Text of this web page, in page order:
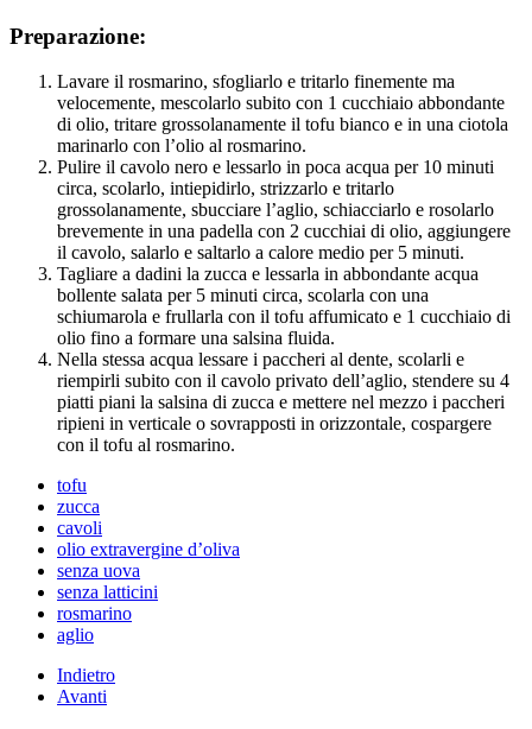
Preparazione:
Lavare il rosmarino, sfogliarlo e tritarlo finemente ma
velocemente, mescolarlo subito con 1 cucchiaio abbondante
di olio, tritare grossolanamente il tofu bianco e in una ciotola
marinarlo con l’olio al rosmarino.
Pulire il cavolo nero e lessarlo in poca acqua per 10 minuti
circa, scolarlo, intiepidirlo, strizzarlo e tritarlo
grossolanamente, sbucciare l’aglio, schiacciarlo e rosolarlo
brevemente in una padella con 2 cucchiai di olio, aggiungere
il cavolo, salarlo e saltarlo a calore medio per 5 minuti.
Tagliare a dadini la zucca e lessarla in abbondante acqua
bollente salata per 5 minuti circa, scolarla con una
schiumarola e frullarla con il tofu affumicato e 1 cucchiaio di
olio fino a formare una salsina fluida.
Nella stessa acqua lessare i paccheri al dente, scolarli e
riempirli subito con il cavolo privato dell’aglio, stendere su 4
piatti piani la salsina di zucca e mettere nel mezzo i paccheri
ripieni in verticale o sovrapposti in orizzontale, cospargere
con il tofu al rosmarino.
tofu
zucca
cavoli
olio extravergine d’oliva
senza uova
senza latticini
rosmarino
aglio
Indietro
Avanti